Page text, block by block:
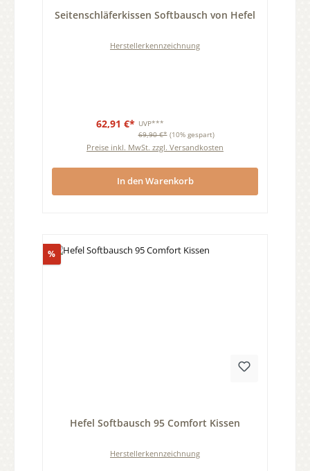
Seitenschläferkissen Softbausch von Hefel
Herstellerkennzeichnung
62,91 €* UVP***
69,90 €* (10% gespart)
Preise inkl. MwSt. zzgl. Versandkosten
In den Warenkorb
%Rabatt
Hefel Softbausch 95 Comfort Kissen
Herstellerkennzeichnung